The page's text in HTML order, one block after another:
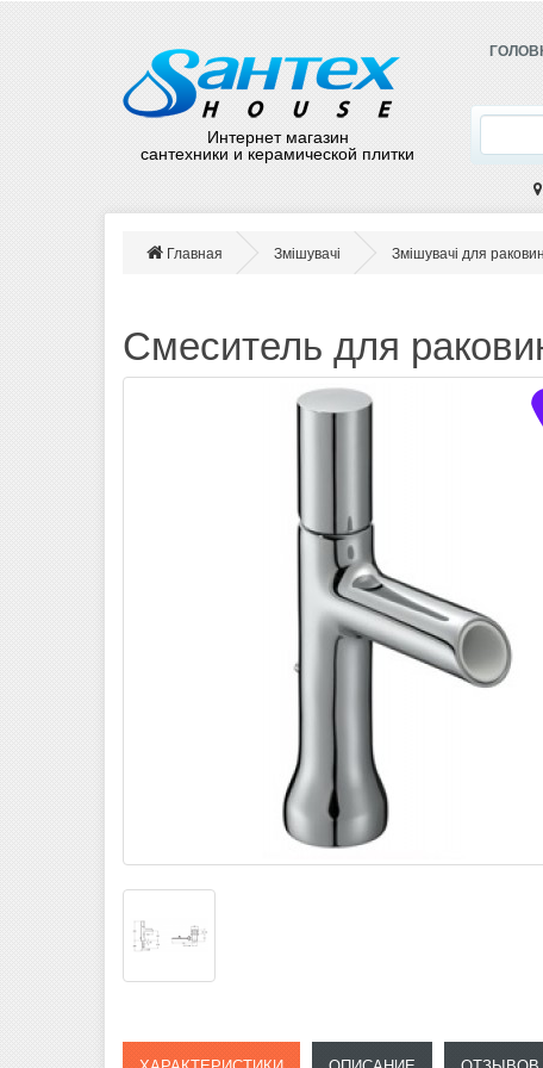
Интернет магазин
сантехники и керамической плитки
Главная Змішувачі Змішувачі для
Смеситель для